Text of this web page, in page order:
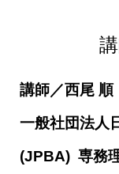
講師／西尾 順
一般社団法人
(JPBA) 専務